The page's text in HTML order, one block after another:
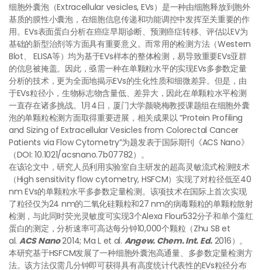
细胞外囊泡（Extracellular vesicles, EVs）是一种由细胞释放到胞外
基质的膜性小囊泡，在细胞信息传递和功能调控中发挥至关重要的作
用。EVs表面蛋白分析在癌症早期诊断、预测癌症转移、评估以EV为
基础的新型治剂等方面具有重要意义。而常用的检测方法（Western
Blot、 ELISA等）均为基于EVs样本的整体检测，易导致重要EVs亚群
的信息被掩盖。因此，亟需一种在单颗粒水平的实现EVs多参数定量
分析的技术，更为全面地揭示EVs的生化性质和细微差异。但是，由
于EVs粒径小，生物标志物含量低、差异大，因此在单颗粒水平检测
一直存在诸多挑战。1月4日，厦门大学颜晓梅教授课题组在细胞外囊
泡的单颗粒检测方面取得重要进展，相关成果以 “Protein Profiling
and Sizing of Extracellular Vesicles from Colorectal Cancer
Patients via Flow Cytometry”为题发表于国际期刊《ACS Nano》
（DOI: 10.1021/acsnano.7b07782）。
在该论文中，研究人员利用实验室自主研发的超高灵敏流式检测技术
（High sensitivity flow cytometry, HSFCM）实现了对粒径低至40
nm EVs的单颗粒水平多参数定量检测。该项技术在国际上首次实现
了粒径仅为24 nm的二氧化硅颗粒和27 nm的病毒颗粒的单颗粒散射
检测，与此同时荧光灵敏度可实现3个Alexa Flour532分子和单个藻红
蛋白的测定，分析速率可高达每分钟10,000个颗粒（Zhu SB et
al. ACS Nano2014; Ma L et al. Angew. Chem. Int. Ed.2016）。
本研究基于HSFCM发展了一种细胞外囊泡高通量、多参数定量检测方
法。该方法仅需几分钟即可获得具有高度统计代表性的EVs粒径分布